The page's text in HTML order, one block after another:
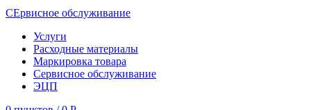
СЕрвисное обслуживание
Услуги
Расходные материалы
Маркировка товара
Сервисное обслуживание
ЭЦП